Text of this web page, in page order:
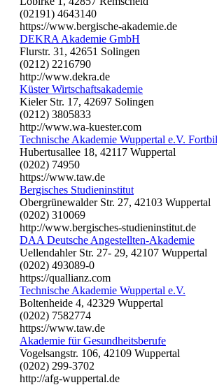
(02191) 4643140
https://www.bergische-akademie.de
DEKRA Akademie GmbH
Flurstr. 31, 42651 Solingen
(0212) 2216790
http://www.dekra.de
Küster Wirtschaftsakademie
Kieler Str. 17, 42697 Solingen
(0212) 3805833
http://www.wa-kuester.com
Technische Akademie Wuppertal e.V.
Hubertusallee 18, 42117 Wuppertal
(0202) 74950
https://www.taw.de
Bergisches Studieninstitut
Obergrünewalder Str. 27, 42103 Wuppertal
(0202) 310069
http://www.bergisches-studieninstitut.de
DAA Deutsche Angestellten-Akademie
Uellendahler Str. 27- 29, 42107 Wuppertal
(0202) 493089-0
https://quallianz.com
Technische Akademie Wuppertal e.V.
Boltenheide 4, 42329 Wuppertal
(0202) 7582774
https://www.taw.de
Akademie für Gesundheitsberufe
Vogelsangstr. 106, 42109 Wuppertal
(0202) 299-3702
http://afg-wuppertal.de